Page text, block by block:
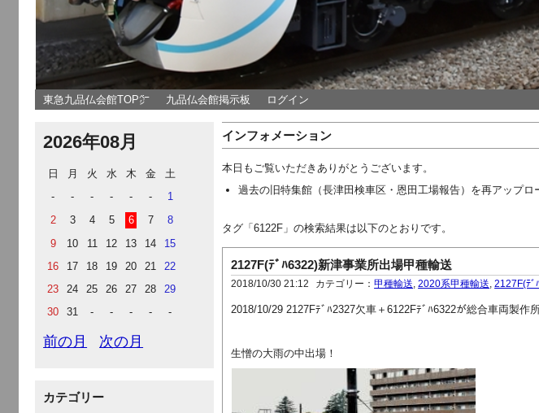
東急九品仏会館TOP㌻ 九品仏会館掲示板 ログイン
2026年08月
日 月 火 水 木 金
土
-
- - - - -
1
2
3 4 5 6 7
8
9
10 11 12 13 14
15
16
17 18 19 20 21
22
23
24 25 26 27 28
29
30
31 - - - - -
前の月 次の月
カテゴリー
インフォメーション
本日もご覧いただきありがとうございます。
過去の旧特集館（長津田検車区・恩田工場報告）を再アップロ
タグ「6122F」の検索結果は以下のとおりです。
2127F(ﾃﾞﾊ6322)新津事業所出場甲種輸送
2018/10/30 21:12 カテゴリー：甲種輸送 ,2020系甲種輸送 ,2127F(ﾃﾞ
2018/10/29 2127Fﾃﾞﾊ2327欠車＋6122Fﾃﾞﾊ6322が総合車両製作
生憎の大雨の中出場！